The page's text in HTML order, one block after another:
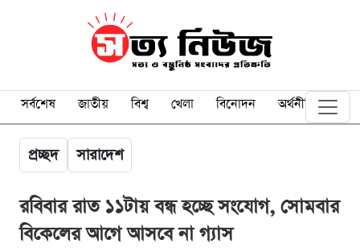
সর্বশেষ জাতীয় বিশ্ব খেলা বিনোদন অর্থনীতি
প্রচ্ছদ সারাদেশ
রবিবার রাত ১১টায় বন্ধ হচ্ছে সংযোগ, সোমবার
বিকেলের আগে আসবে না গ্যাস